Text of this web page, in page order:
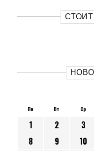
Пн Вт Ср
1 2 3
8
9 10